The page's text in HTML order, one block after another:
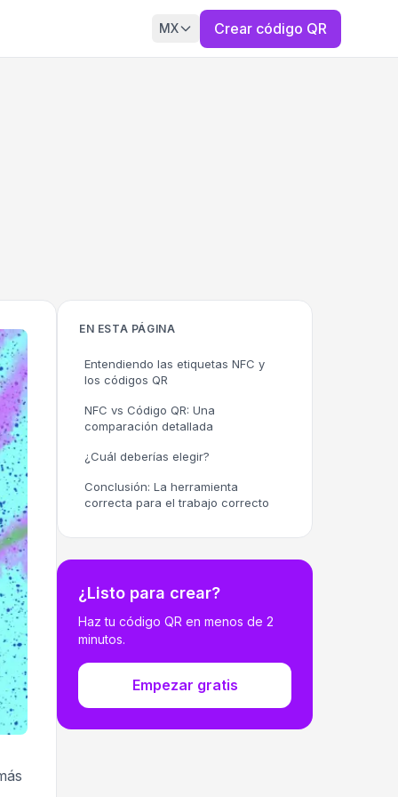
MX Crear código QR
EN ESTA PÁGINA
Entendiendo las etiquetas NFC y
los códigos QR
NFC vs Código QR: Una
comparación detallada
¿Cuál deberías elegir?
Conclusión: La herramienta
correcta para el trabajo correcto
¿Listo para crear?
Haz tu código QR en menos de 2
minutos.
Empezar gratis